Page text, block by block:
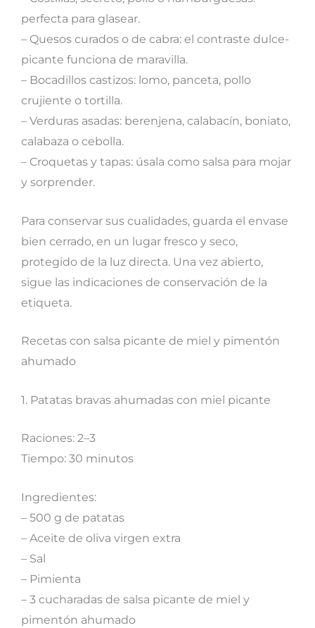
perfecta para glasear.
– Quesos curados o de cabra: el contraste dulce-
picante funciona de maravilla.
– Bocadillos castizos: lomo, panceta, pollo
crujiente o tortilla.
– Verduras asadas: berenjena, calabacín, boniato,
calabaza o cebolla.
– Croquetas y tapas: úsala como salsa para mojar
y sorprender.
Para conservar sus cualidades, guarda el envase
bien cerrado, en un lugar fresco y seco,
protegido de la luz directa. Una vez abierto,
sigue las indicaciones de conservación de la
etiqueta.
Recetas con salsa picante de miel y pimentón
ahumado
1. Patatas bravas ahumadas con miel picante
Raciones: 2–3
Tiempo: 30 minutos
Ingredientes:
– 500 g de patatas
– Aceite de oliva virgen extra
– Sal
– Pimienta
– 3 cucharadas de salsa picante de miel y
pimentón ahumado